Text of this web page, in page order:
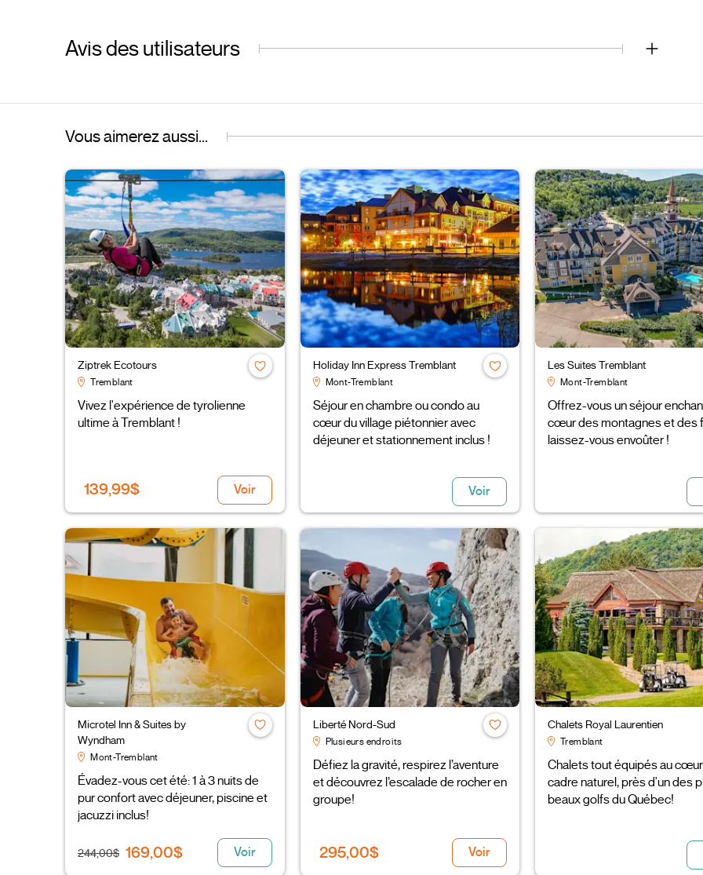
Avis des utilisateurs
Vous aimerez aussi...
Ziptrek Ecotours
Tremblant
Vivez l'expérience de tyrolienne
ultime à Tremblant !
139,99$ Voir
Holiday Inn Express Tremblant
Mont-Tremblant
Séjour en chambre ou condo au
cœur du village piétonnier avec
déjeuner et stationnement inclus !
Voir
Les Suites Tremblant
Mont-Tremblant
Offrez-vous un séjour
cœur des montagnes et des
laissez-vous envoûter !
Microtel Inn & Suites by
Wyndham
Mont-Tremblant
Évadez-vous cet été: 1 à 3 nuits de
pur confort avec déjeuner, piscine et
jacuzzi inclus!
244,00$ 169,00$ Voir
Liberté Nord-Sud
Plusieurs endroits
Défiez la gravité, respirez l’aventure
et découvrez l’escalade de rocher en
groupe!
295,00$ Voir
Chalets Royal Laurentien
Tremblant
Chalets tout équipés au
cadre naturel, près d'un des
beaux golfs du Québec!